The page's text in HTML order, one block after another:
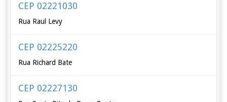
CEP 02221030
Rua Raul Levy
CEP 02225220
Rua Richard Bate
CEP 02227130